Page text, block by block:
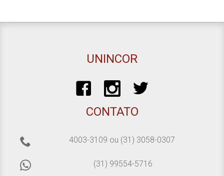
UNINCOR
CONTATO
4003-3109 ou (31) 3058-0307
(31) 99554-5716